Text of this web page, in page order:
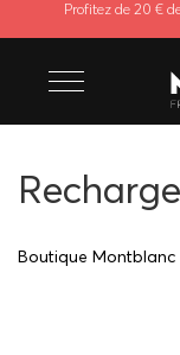
Profitez de 20 €
Boutique Montblanc